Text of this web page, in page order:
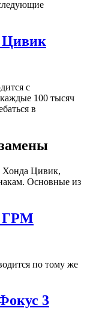
Цивик
с
100 тысяч
в
Хонда Цивик,
Основные из
ГРМ
по тому же
3